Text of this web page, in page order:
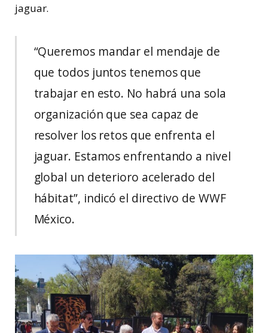
jaguar.
“Queremos mandar el mendaje de
que todos juntos tenemos que
trabajar en esto. No habrá una sola
organización que sea capaz de
resolver los retos que enfrenta el
jaguar. Estamos enfrentando a nivel
global un deterioro acelerado del
hábitat”, indicó el directivo de WWF
México.